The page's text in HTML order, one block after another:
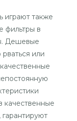
играют также
фильтры в
Дешевые
или
качественные
гарантируют